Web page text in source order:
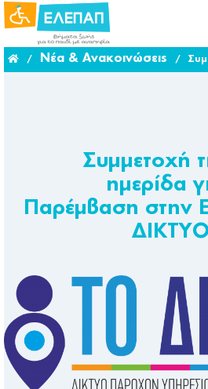
/ Νέα & Ανακοινώσεις /
Συμμετοχή
ημερίδα
Παρέμβαση στην
ΔΙΚΤΥΟ